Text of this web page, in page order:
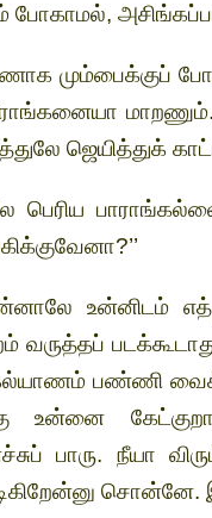
மும்பைக்குப்
ஜெயித்துக் காட்ட
பெரிய
உன்னிடம்
வருத்தப்
பண்ணி
உன்னை
பாரு. நீயா
சொன்னே.